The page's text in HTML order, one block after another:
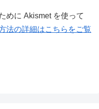
めに Akismet を使って
法の詳細はこちらをご覧